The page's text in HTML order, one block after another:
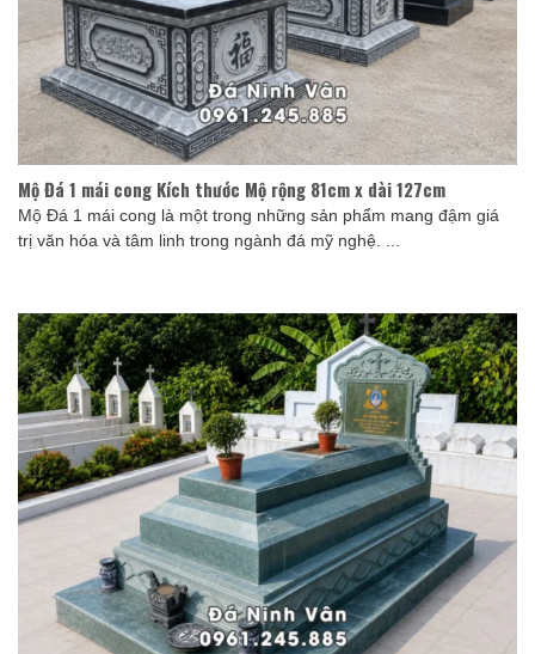
Mộ Đá 1 mái cong Kích thước Mộ rộng 81cm x dài 127cm
Mộ Đá 1 mái cong là một trong những sản phẩm mang đậm giá
trị văn hóa và tâm linh trong ngành đá mỹ nghệ. ...